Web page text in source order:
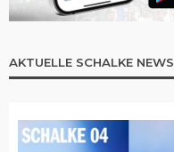
AKTUELLE SCHALKE NEWS